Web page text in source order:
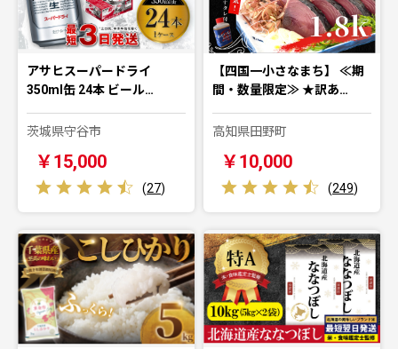
アサヒスーパードライ
350ml缶 24本 ビール…
茨城県守谷市
￥15,000
(27)
【四国一小さなまち】 ≪期
間・数量限定≫ ★訳あ…
高知県田野町
￥10,000
(249)